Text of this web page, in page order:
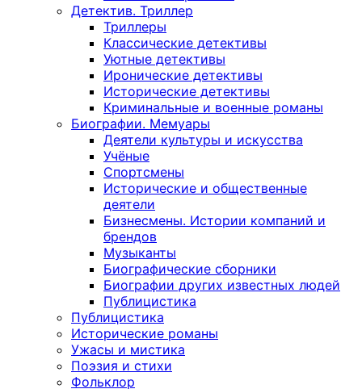
Детектив. Триллер
Триллеры
Классические детективы
Уютные детективы
Иронические детективы
Исторические детективы
Криминальные и военные романы
Биографии. Мемуары
Деятели культуры и искусства
Учёные
Спортсмены
Исторические и общественные
деятели
Бизнесмены. Истории компаний и
брендов
Музыканты
Биографические сборники
Биографии других известных людей
Публицистика
Публицистика
Исторические романы
Ужасы и мистика
Поэзия и стихи
Фольклор